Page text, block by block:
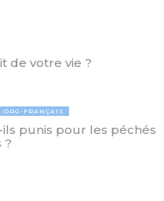
de votre vie ?
FRANÇAIS
ils punis pour les péchés
?